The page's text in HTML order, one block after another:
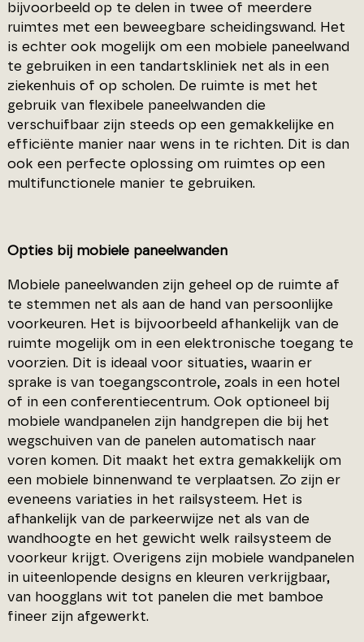
bijvoorbeeld op te delen in twee of meerdere
ruimtes met een beweegbare scheidingswand. Het
is echter ook mogelijk om een mobiele paneelwand
te gebruiken in een tandartskliniek net als in een
ziekenhuis of op scholen. De ruimte is met het
gebruik van flexibele paneelwanden die
verschuifbaar zijn steeds op een gemakkelijke en
efficiënte manier naar wens in te richten. Dit is dan
ook een perfecte oplossing om ruimtes op een
multifunctionele manier te gebruiken.
Opties bij mobiele paneelwanden
Mobiele paneelwanden zijn geheel op de ruimte af
te stemmen net als aan de hand van persoonlijke
voorkeuren. Het is bijvoorbeeld afhankelijk van de
ruimte mogelijk om in een elektronische toegang te
voorzien. Dit is ideaal voor situaties, waarin er
sprake is van toegangscontrole, zoals in een hotel
of in een conferentiecentrum. Ook optioneel bij
mobiele wandpanelen zijn handgrepen die bij het
wegschuiven van de panelen automatisch naar
voren komen. Dit maakt het extra gemakkelijk om
een mobiele binnenwand te verplaatsen. Zo zijn er
eveneens variaties in het railsysteem. Het is
afhankelijk van de parkeerwijze net als van de
wandhoogte en het gewicht welk railsysteem de
voorkeur krijgt. Overigens zijn mobiele wandpanelen
in uiteenlopende designs en kleuren verkrijgbaar,
van hoogglans wit tot panelen die met bamboe
fineer zijn afgewerkt.